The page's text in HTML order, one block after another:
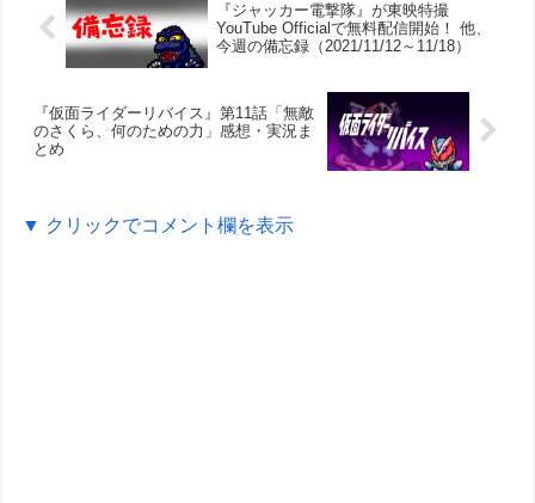
『ジャッカー電撃隊』が東映特撮
YouTube Officialで無料配信開始！ 他、
今週の備忘録（2021/11/12～11/18）
『仮面ライダーリバイス』第11話「無敵
のさくら、何のための力」感想・実況ま
とめ
▼ クリックでコメント欄を表示